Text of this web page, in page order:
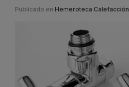
Publicado en Hemeroteca Calefacción